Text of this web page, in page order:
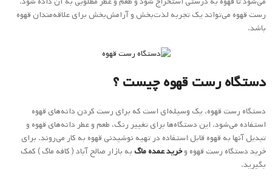
رست قهوه می‌تواند یک تجربه لذت‌بخش و آرامش‌بخش برای علاقه‌مندان قهوه
باشد.
دستگاه رست قهوه چیست ؟
دستگاه رست قهوه، یک وسیله‌ای است که برای رست کردن دانه‌های قهوه
استفاده می‌شود. این دستگاه‌ها برای تغییر رنگ، طعم و عطر دانه‌های قهوه و
تبدیل آنها به قهوه قابل استفاده در تهیه نوشیدنی قهوه به کار می‌روند. برای
خرید دستگاه رست قهوه وخرید عمده ماگبه بازار صالح آباد ( کافه ماگ ) کمک
بگیرید.